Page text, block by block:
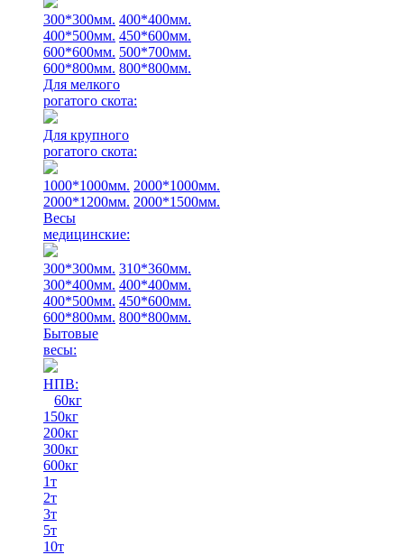
300*300мм. 400*400мм.
400*500мм. 450*600мм.
600*600мм. 500*700мм.
600*800мм. 800*800мм.
Для мелкого
рогатого скота:
Для крупного
рогатого скота:
1000*1000мм. 2000*1000мм.
2000*1200мм. 2000*1500мм.
Весы
медицинские:
300*300мм. 310*360мм.
300*400мм. 400*400мм.
400*500мм. 450*600мм.
600*800мм. 800*800мм.
Бытовые
весы:
НПВ:
60кг
150кг
200кг
300кг
600кг
1т
2т
3т
5т
10т